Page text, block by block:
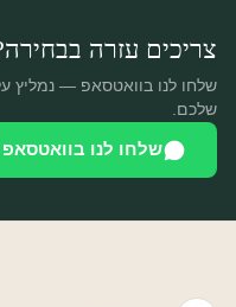
צריכים עזרה
שלחו לנו בוואטסאפ — נמליץ
שלכם.
שלחו לנו בוואטסאפ